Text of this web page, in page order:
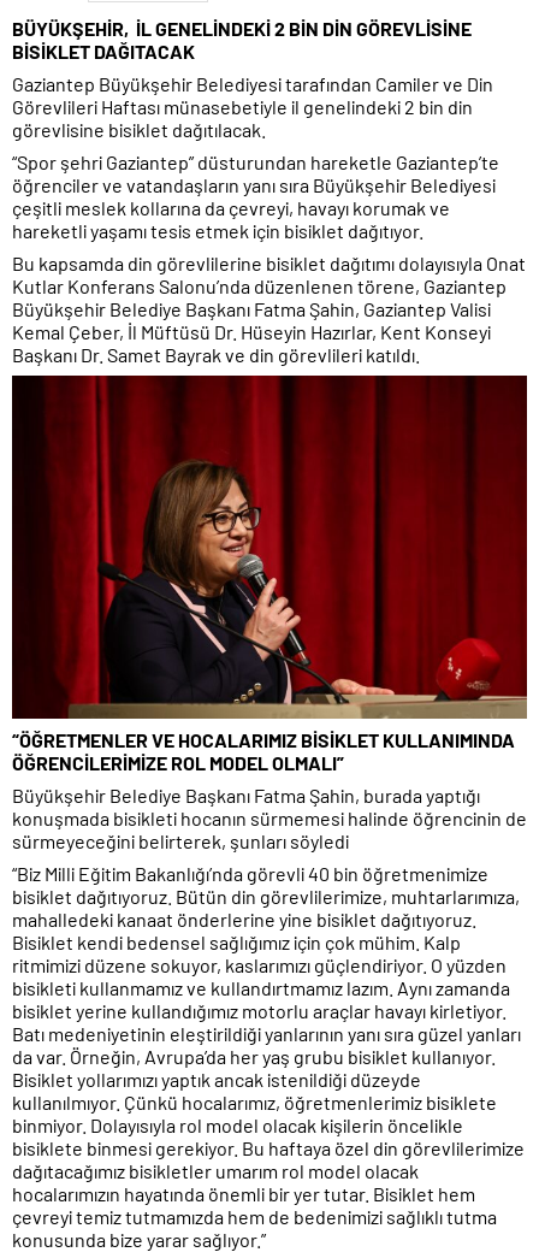
BÜYÜKŞEHİR, İL GENELİNDEKİ 2 BİN DİN GÖREVLİSİNE
BİSİKLET DAĞITACAK
Gaziantep Büyükşehir Belediyesi tarafından Camiler ve Din
Görevlileri Haftası münasebetiyle il genelindeki 2 bin din
görevlisine bisiklet dağıtılacak.
“Spor şehri Gaziantep” düsturundan hareketle Gaziantep’te
öğrenciler ve vatandaşların yanı sıra Büyükşehir Belediyesi
çeşitli meslek kollarına da çevreyi, havayı korumak ve
hareketli yaşamı tesis etmek için bisiklet dağıtıyor.
Bu kapsamda din görevlilerine bisiklet dağıtımı dolayısıyla Onat
Kutlar Konferans Salonu’nda düzenlenen törene, Gaziantep
Büyükşehir Belediye Başkanı Fatma Şahin, Gaziantep Valisi
Kemal Çeber, İl Müftüsü Dr. Hüseyin Hazırlar, Kent Konseyi
Başkanı Dr. Samet Bayrak ve din görevlileri katıldı.
“ÖĞRETMENLER VE HOCALARIMIZ BİSİKLET KULLANIMINDA
ÖĞRENCİLERİMİZE ROL MODEL OLMALI”
Büyükşehir Belediye Başkanı Fatma Şahin, burada yaptığı
konuşmada bisikleti hocanın sürmemesi halinde öğrencinin de
sürmeyeceğini belirterek, şunları söyledi
“Biz Milli Eğitim Bakanlığı’nda görevli 40 bin öğretmenimize
bisiklet dağıtıyoruz. Bütün din görevlilerimize, muhtarlarımıza,
mahalledeki kanaat önderlerine yine bisiklet dağıtıyoruz.
Bisiklet kendi bedensel sağlığımız için çok mühim. Kalp
ritmimizi düzene sokuyor, kaslarımızı güçlendiriyor. O yüzden
bisikleti kullanmamız ve kullandırtmamız lazım. Aynı zamanda
bisiklet yerine kullandığımız motorlu araçlar havayı kirletiyor.
Batı medeniyetinin eleştirildiği yanlarının yanı sıra güzel yanları
da var. Örneğin, Avrupa’da her yaş grubu bisiklet kullanıyor.
Bisiklet yollarımızı yaptık ancak istenildiği düzeyde
kullanılmıyor. Çünkü hocalarımız, öğretmenlerimiz bisiklete
binmiyor. Dolayısıyla rol model olacak kişilerin öncelikle
bisiklete binmesi gerekiyor. Bu haftaya özel din görevlilerimize
dağıtacağımız bisikletler umarım rol model olacak
hocalarımızın hayatında önemli bir yer tutar. Bisiklet hem
çevreyi temiz tutmamızda hem de bedenimizi sağlıklı tutma
konusunda bize yarar sağlıyor.”